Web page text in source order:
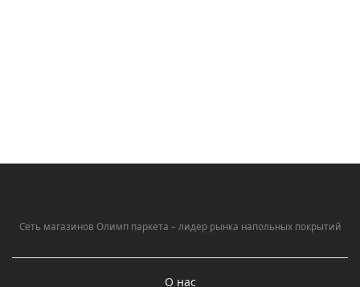
Сеть магазинов Олимп паркета – лидер рынка напольных покрытий
О нас